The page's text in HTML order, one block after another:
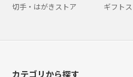
切手・はがきストア ギフト
カテゴリから探す